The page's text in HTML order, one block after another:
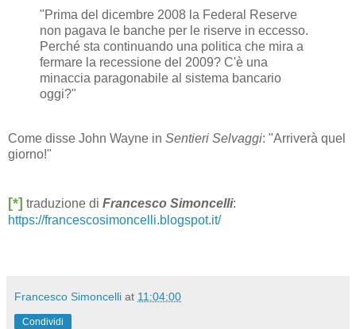
"Prima del dicembre 2008 la Federal Reserve
non pagava le banche per le riserve in eccesso.
Perché sta continuando una politica che mira a
fermare la recessione del 2009? C'è una
minaccia paragonabile al sistema bancario
oggi?"
Come disse John Wayne in Sentieri Selvaggi: "Arriverà quel
giorno!"
[*] traduzione di Francesco Simoncelli:
https://francescosimoncelli.blogspot.it/
Francesco Simoncelli at 11:04:00
Condividi